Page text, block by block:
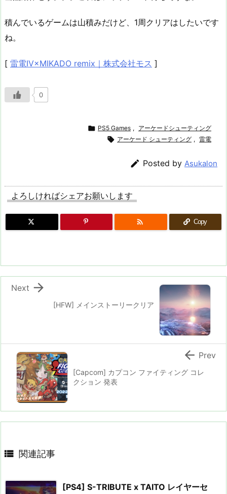
積んでいるゲームは山積みだけど、1周クリアはしたいです
ね。
[ 雷電IV×MIKADO remix｜株式会社モス ]
0
 PS5 Games , アーケードシューティング
 アーケード シューティング , 雷電
 Posted by Asukalon
よろしければシェアお願いします
 Copy
[HFW] メインストーリークリア

Next
[Capcom] カプコン ファイティング コレ
クション 発表
 Prev
 関連記事
[PS4] S-TRIBUTE x TAITO レイヤーセ